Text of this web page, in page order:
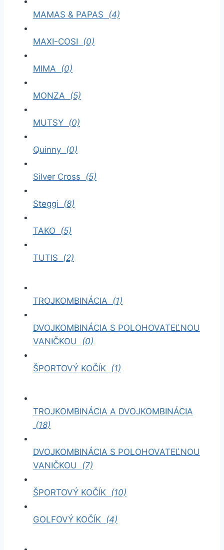
MAMAS & PAPAS (4)
MAXI-COSI (0)
MIMA (0)
MONZA (5)
MUTSY (0)
Quinny (0)
Silver Cross (5)
Steggi (8)
TAKO (5)
TUTIS (2)
TROJKOMBINÁCIA (1)
DVOJKOMBINÁCIA S POLOHOVATEĽNOU
VANIČKOU (0)
ŠPORTOVÝ KOČÍK (1)
TROJKOMBINÁCIA A DVOJKOMBINÁCIA
(18)
DVOJKOMBINÁCIA S POLOHOVATEĽNOU
VANIČKOU (7)
ŠPORTOVÝ KOČÍK (10)
GOLFOVÝ KOČÍK (4)